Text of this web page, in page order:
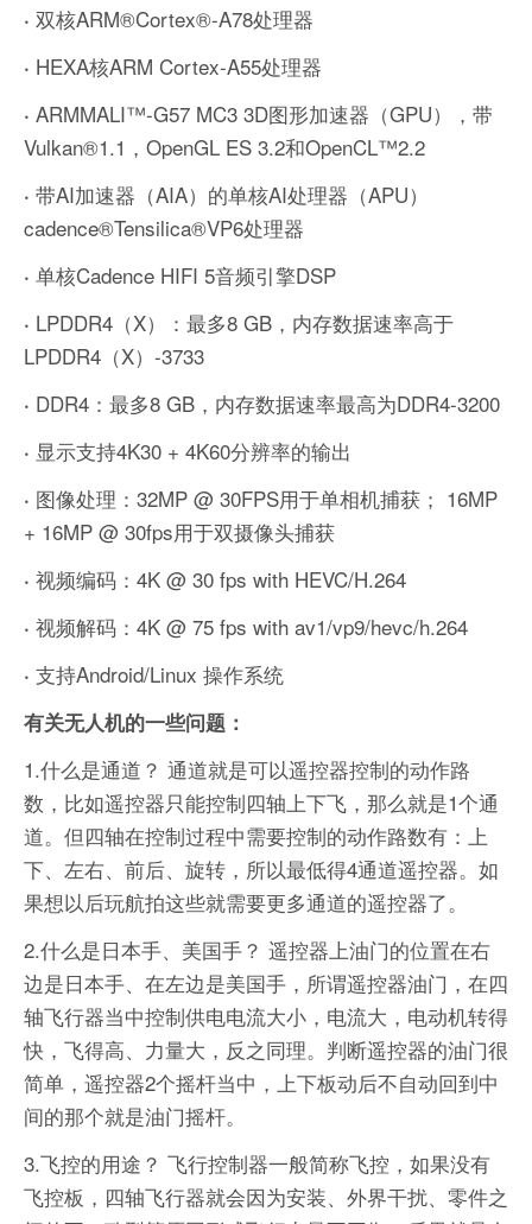
· 双核ARM®Cortex®-A78处理器
· HEXA核ARM Cortex-A55处理器
· ARMMALI™-G57 MC3 3D图形加速器（GPU），带
Vulkan®1.1，OpenGL ES 3.2和OpenCL™2.2
· 带AI加速器（AIA）的单核AI处理器（APU）
cadence®Tensilica®VP6处理器
· 单核Cadence HIFI 5音频引擎DSP
· LPDDR4（X）：最多8 GB，内存数据速率高于
LPDDR4（X）-3733
· DDR4：最多8 GB，内存数据速率最高为DDR4-3200
· 显示支持4K30 + 4K60分辨率的输出
· 图像处理：32MP @ 30FPS用于单相机捕获； 16MP
+ 16MP @ 30fps用于双摄像头捕获
· 视频编码：4K @ 30 fps with HEVC/H.264
· 视频解码：4K @ 75 fps with av1/vp9/hevc/h.264
· 支持Android/Linux 操作系统
有关无人机的一些问题：
1.什么是通道？ 通道就是可以遥控器控制的动作路
数，比如遥控器只能控制四轴上下飞，那么就是1个通
道。但四轴在控制过程中需要控制的动作路数有：上
下、左右、前后、旋转，所以最低得4通道遥控器。如
果想以后玩航拍这些就需要更多通道的遥控器了。
2.什么是日本手、美国手？ 遥控器上油门的位置在右
边是日本手、在左边是美国手，所谓遥控器油门，在四
轴飞行器当中控制供电电流大小，电流大，电动机转得
快，飞得高、力量大，反之同理。判断遥控器的油门很
简单，遥控器2个摇杆当中，上下板动后不自动回到中
间的那个就是油门摇杆。
3.飞控的用途？ 飞行控制器一般简称飞控，如果没有
飞控板，四轴飞行器就会因为安装、外界干扰、零件之